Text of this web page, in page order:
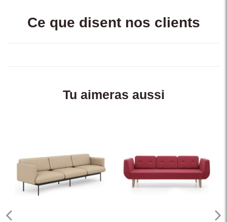
Ce que disent nos clients
Tu aimeras aussi